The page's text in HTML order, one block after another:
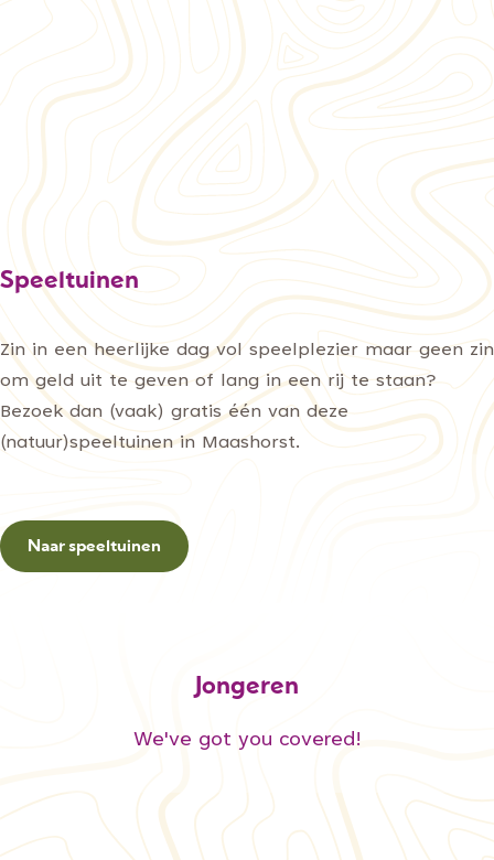
Speeltuinen
Zin in een heerlijke dag vol speelplezier maar geen zin
om geld uit te geven of lang in een rij te staan?
Bezoek dan (vaak) gratis één van deze
(natuur)speeltuinen in Maashorst.
Naar speeltuinen
Jongeren
We've got you covered!